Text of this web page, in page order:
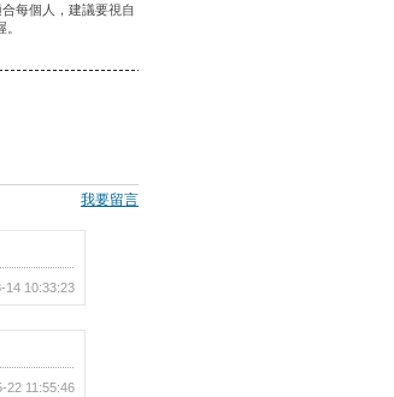
每個人，建議要視自
我要留言
14 10:33:23
22 11:55:46